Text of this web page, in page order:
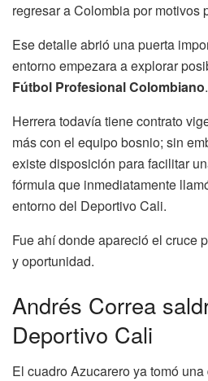
regresar a Colombia por motivos
Ese detalle abrió una puerta
entorno empezara a explorar
Fútbol Profesional Colombiano.
Herrera todavía tiene contrato
más con el equipo bosnio; sin
existe disposición para facilitar
fórmula que inmediatamente
entorno del Deportivo Cali.
Fue ahí donde apareció el cruce
y oportunidad.
Andrés Correa
Deportivo Cali
El cuadro Azucarero ya tomó